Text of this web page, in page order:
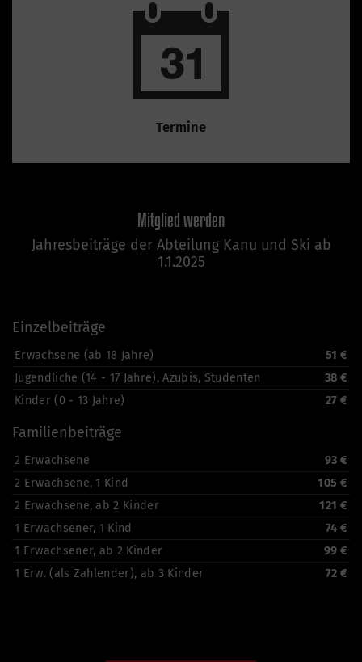
Termine
Mitglied werden
Jahresbeiträge der Abteilung Kanu und Ski ab
1.1.2025
Einzelbeiträge
Erwachsene (ab 18 Jahre)
51 €
Jugendliche (14 - 17 Jahre), Azubis, Studenten
38 €
Kinder (0 - 13 Jahre)
27 €
Familienbeiträge
2 Erwachsene
93 €
2 Erwachsene, 1 Kind
105 €
2 Erwachsene, ab 2 Kinder
121 €
1 Erwachsener, 1 Kind
74 €
1 Erwachsener, ab 2 Kinder
99 €
1 Erw. (als Zahlender), ab 3 Kinder
72 €